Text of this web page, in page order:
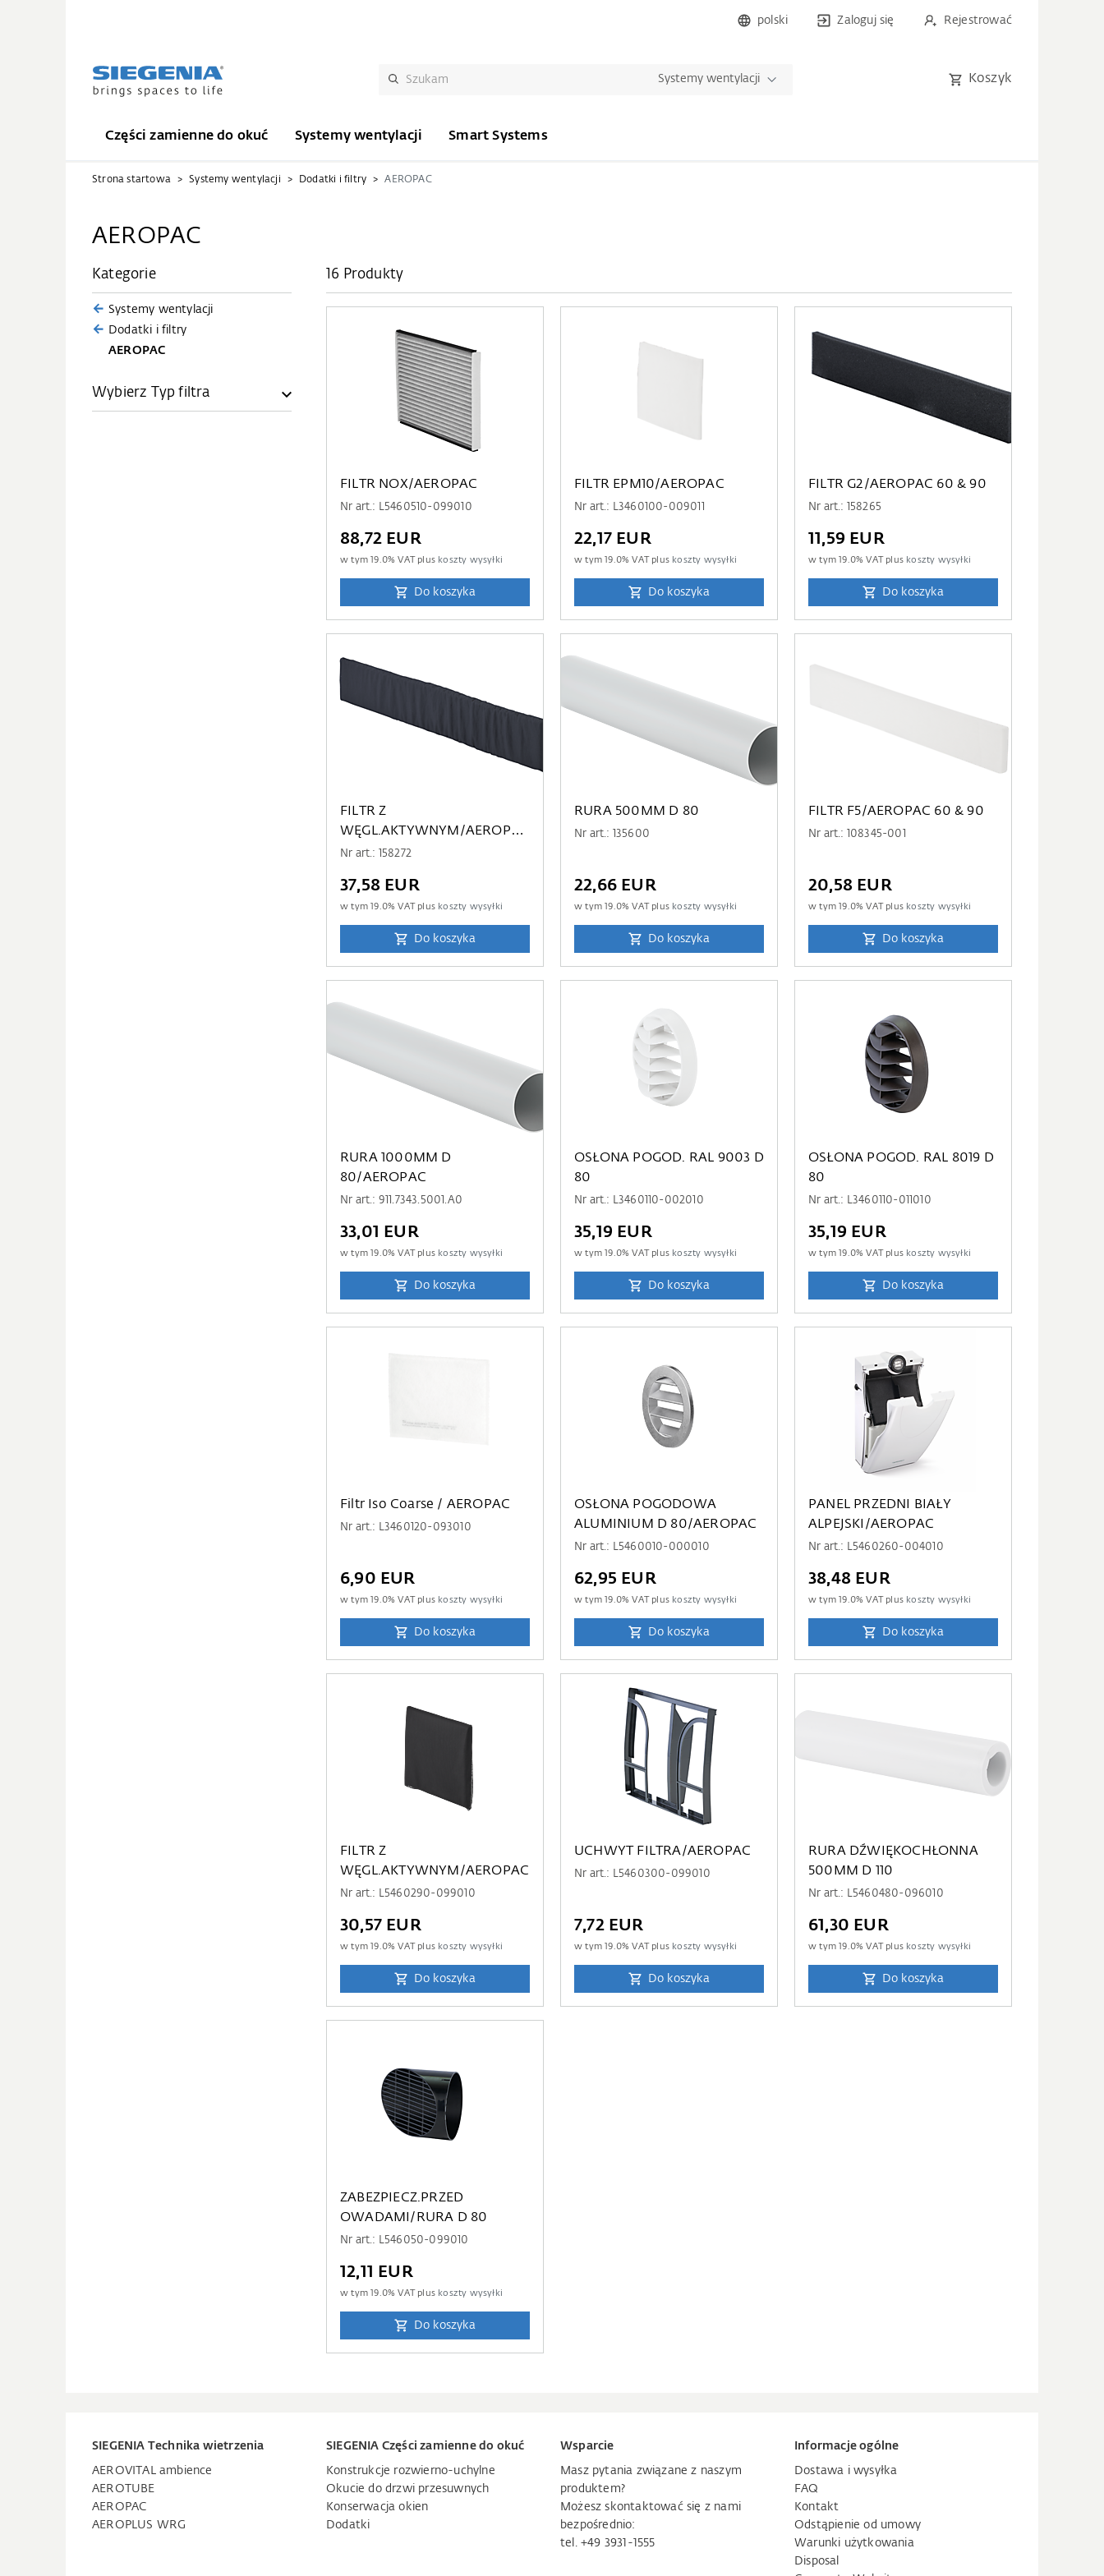
polski Zaloguj się Rejestrować
Systemy wentylacji Koszyk
Części zamienne do okuć Systemy wentylacji Smart Systems
Strona startowa Systemy wentylacji Dodatki i filtry AEROPAC
AEROPAC
Kategorie
Systemy wentylacji
Dodatki i filtry
AEROPAC
Wybierz Typ filtra
16 Produkty
FILTR NOX/AEROPAC
Nr art.: L5460510-099010
88,72 EUR
w tym19.0% VAT plus koszty wysyłki
Do koszyka
FILTR EPM10/AEROPAC
Nr art.: L3460100-009011
22,17 EUR
w tym19.0% VAT plus koszty wysyłki
Do koszyka
FILTR G2/AEROPAC 60 & 90
Nr art.: 158265
11,59 EUR
w tym19.0% VAT plus koszty wysyłki
Do koszyka
FILTR Z
WĘGL.AKTYWNYM/AEROPAC
60 & 90
Nr art.: 158272
37,58 EUR
w tym19.0% VAT plus koszty wysyłki
Do koszyka
RURA 500MM D 80
Nr art.: 135600
22,66 EUR
w tym19.0% VAT plus koszty wysyłki
Do koszyka
FILTR F5/AEROPAC 60 & 90
Nr art.: 108345-001
20,58 EUR
w tym19.0% VAT plus koszty wysyłki
Do koszyka
RURA 1000MM D
80/AEROPAC
Nr art.: 911.7343.5001.A0
33,01 EUR
w tym19.0% VAT plus koszty wysyłki
Do koszyka
OSŁONA POGOD. RAL 9003 D
80
Nr art.: L3460110-002010
35,19 EUR
w tym19.0% VAT plus koszty wysyłki
Do koszyka
OSŁONA POGOD. RAL 8019 D
80
Nr art.: L3460110-011010
35,19 EUR
w tym19.0% VAT plus koszty wysyłki
Do koszyka
Filtr Iso Coarse / AEROPAC
Nr art.: L3460120-093010
6,90 EUR
w tym19.0% VAT plus koszty wysyłki
Do koszyka
OSŁONA POGODOWA
ALUMINIUM D 80/AEROPAC
Nr art.: L5460010-000010
62,95 EUR
w tym19.0% VAT plus koszty wysyłki
Do koszyka
PANEL PRZEDNI BIAŁY
ALPEJSKI/AEROPAC
Nr art.: L5460260-004010
38,48 EUR
w tym19.0% VAT plus koszty wysyłki
Do koszyka
FILTR Z
WĘGL.AKTYWNYM/AEROPAC
Nr art.: L5460290-099010
30,57 EUR
w tym19.0% VAT plus koszty wysyłki
Do koszyka
UCHWYT FILTRA/AEROPAC
Nr art.: L5460300-099010
7,72 EUR
w tym19.0% VAT plus koszty wysyłki
Do koszyka
RURA DŹWIĘKOCHŁONNA
500MM D 110
Nr art.: L5460480-096010
61,30 EUR
w tym19.0% VAT plus koszty wysyłki
Do koszyka
ZABEZPIECZ.PRZED
OWADAMI/RURA D 80
Nr art.: L546050-099010
12,11 EUR
w tym19.0% VAT plus koszty wysyłki
Do koszyka
SIEGENIA Technika wietrzenia
AEROVITAL ambience
AEROTUBE
AEROPAC
AEROPLUS WRG
SIEGENIA Części zamienne do okuć
Konstrukcje rozwierno-uchylne
Okucie do drzwi przesuwnych
Konserwacja okien
Dodatki
Wsparcie
Masz pytania związane z naszym
produktem?
Możesz skontaktować się z nami
bezpośrednio:
tel. +49 3931-1555
Informacje ogólne
Dostawa i wysyłka
FAQ
Kontakt
Odstąpienie od umowy
Warunki użytkowania
Disposal